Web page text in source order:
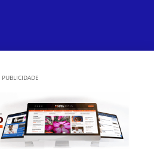
PUBLICIDADE